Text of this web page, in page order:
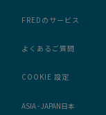
FREDのサービス
よくあるご質問
COOKIE 設定
ASIA - JAPAN日本